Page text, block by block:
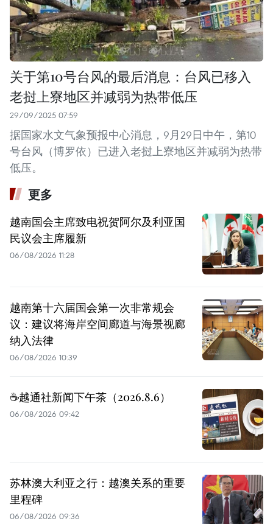
关于第10号台风的最后消息：台风已移入
老挝上寮地区并减弱为热带低压
29/09/2025 07:59
据国家水文气象预报中心消息，9月29日中午，第10
号台风（博罗依）已进入老挝上寮地区并减弱为热带
低压。
更多
越南国会主席致电祝贺阿尔及利亚国
民议会主席履新
06/08/2026 11:28
越南第十六届国会第一次非常规会
议：建议将海岸空间廊道与海景视廊
纳入法律
06/08/2026 10:39
☕️越通社新闻下午茶（2026.8.6）
06/08/2026 09:42
苏林澳大利亚之行：越澳关系的重要
里程碑
06/08/2026 09:36